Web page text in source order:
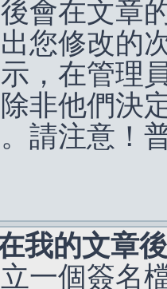
會在文章
您修改的
，在管理
非他們決
請注意！
我的文章
一個簽名